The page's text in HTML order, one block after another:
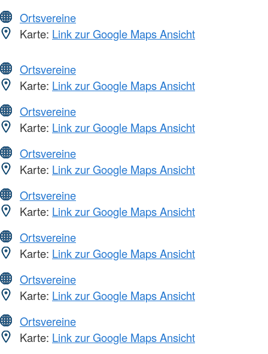
Ortsvereine
Karte: Link zur Google Maps Ansicht
Ortsvereine
Karte: Link zur Google Maps Ansicht
Ortsvereine
Karte: Link zur Google Maps Ansicht
Ortsvereine
Karte: Link zur Google Maps Ansicht
Ortsvereine
Karte: Link zur Google Maps Ansicht
Ortsvereine
Karte: Link zur Google Maps Ansicht
Ortsvereine
Karte: Link zur Google Maps Ansicht
Ortsvereine
Karte: Link zur Google Maps Ansicht